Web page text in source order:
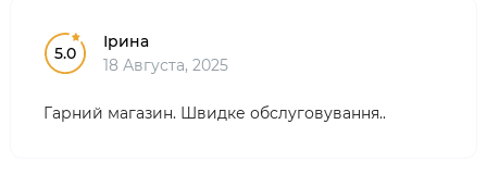
5.0
Ірина
18 Августа, 2025
Гарний магазин. Швидке обслуговування..